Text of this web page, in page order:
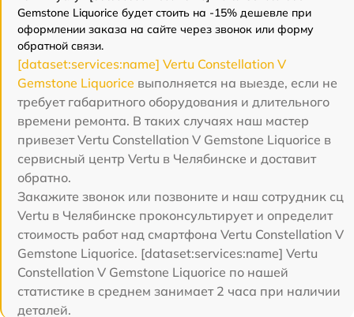
Gemstone Liquorice будет стоить на -15% дешевле при
оформлении заказа на сайте через звонок или форму
обратной связи.
[dataset:services:name] Vertu Constellation V
Gemstone Liquorice выполняется на выезде, если не
требует габаритного оборудования и длительного
времени ремонта. В таких случаях наш мастер
привезет Vertu Constellation V Gemstone Liquorice в
сервисный центр Vertu в Челябинске и доставит
обратно.
Закажите звонок или позвоните и наш сотрудник сц
Vertu в Челябинске проконсультирует и определит
стоимость работ над смартфона Vertu Constellation V
Gemstone Liquorice. [dataset:services:name] Vertu
Constellation V Gemstone Liquorice по нашей
статистике в среднем занимает 2 часа при наличии
деталей.